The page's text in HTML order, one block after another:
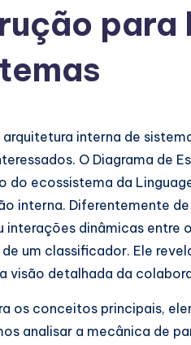
para
arquitetura interna de
O Diagrama de
do ecossistema da
interna. Diferentemente
interações dinâmicas
um classificador. Ele
visão detalhada da
os conceitos principais,
analisar a mecânica de